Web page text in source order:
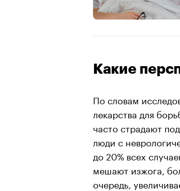
Какие
По словам
лекарства для
часто страдают
люди с
до 20% всех
мешают изжога,
очередь,